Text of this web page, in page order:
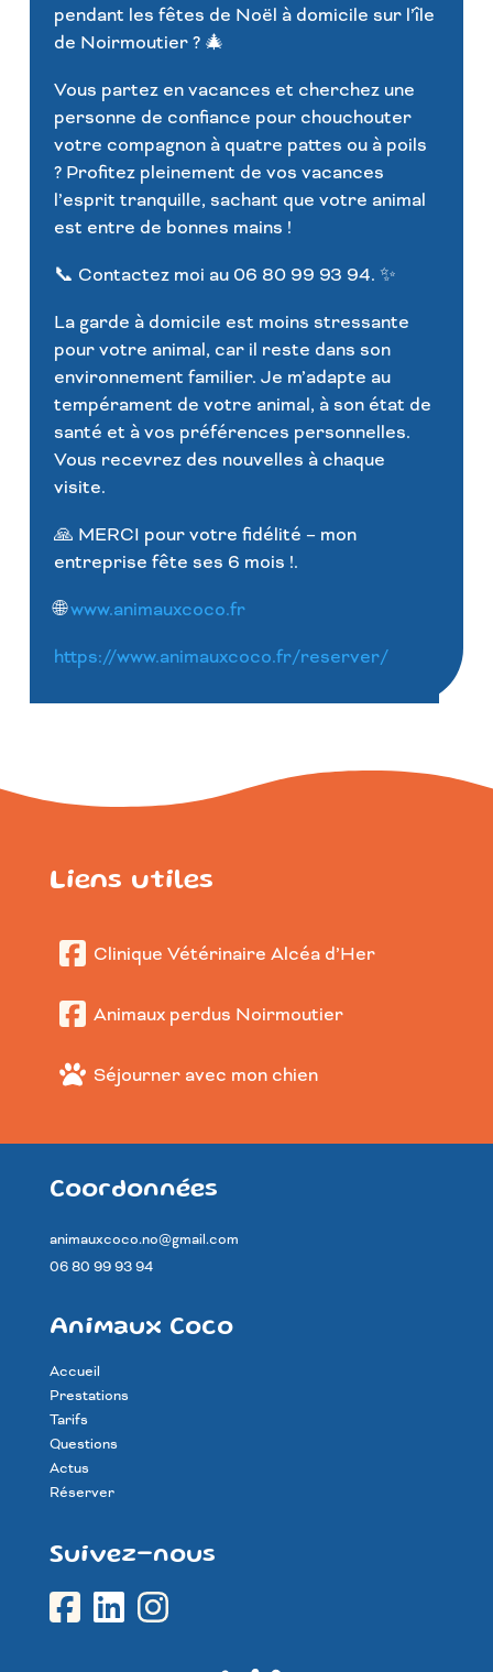
pendant les fêtes de Noël à domicile sur l’île
de Noirmoutier ? 🎄
Vous partez en vacances et cherchez une
personne de confiance pour chouchouter
votre compagnon à quatre pattes ou à poils
? Profitez pleinement de vos vacances
l’esprit tranquille, sachant que votre animal
est entre de bonnes mains !
📞 Contactez moi au 06 80 99 93 94. ✨
La garde à domicile est moins stressante
pour votre animal, car il reste dans son
environnement familier. Je m’adapte au
tempérament de votre animal, à son état de
santé et à vos préférences personnelles.
Vous recevrez des nouvelles à chaque
visite.
🙏 MERCI pour votre fidélité – mon
entreprise fête ses 6 mois !.
🌐www.animauxcoco.fr
https://www.animauxcoco.fr/reserver/
Liens utiles
Clinique Vétérinaire Alcéa d’Her
Animaux perdus Noirmoutier
Séjourner avec mon chien
Coordonnées
animauxcoco.no@gmail.com
06 80 99 93 94
Animaux Coco
Accueil
Prestations
Tarifs
Questions
Actus
Réserver
Suivez-nous